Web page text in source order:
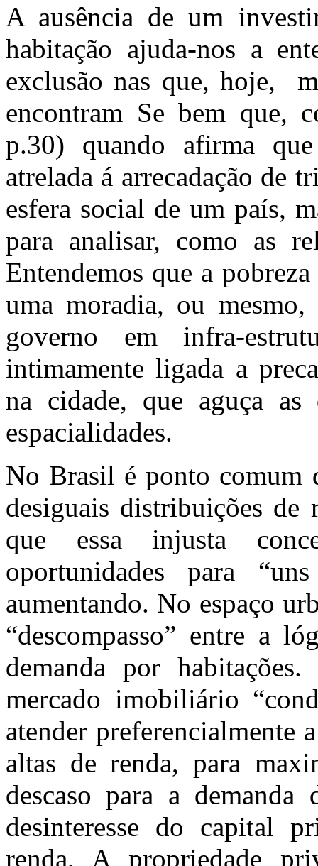
A ausência de um
habitação ajuda-nos a
exclusão nas que, hoje,
encontram Se bem que,
p.30) quando afirma
atrelada á arrecadação de
esfera social de um país,
para analisar, como as
Entendemos que a
uma moradia, ou
governo em infra-
intimamente ligada a
na cidade, que aguça as
espacialidades.
No Brasil é ponto comum
desiguais distribuições
que essa injusta
oportunidades para
aumentando. No espaço
“descompasso” entre a
demanda por
mercado imobiliário
atender preferencialmente
altas de renda, para
descaso para a
desinteresse do capital
renda. A propriedade